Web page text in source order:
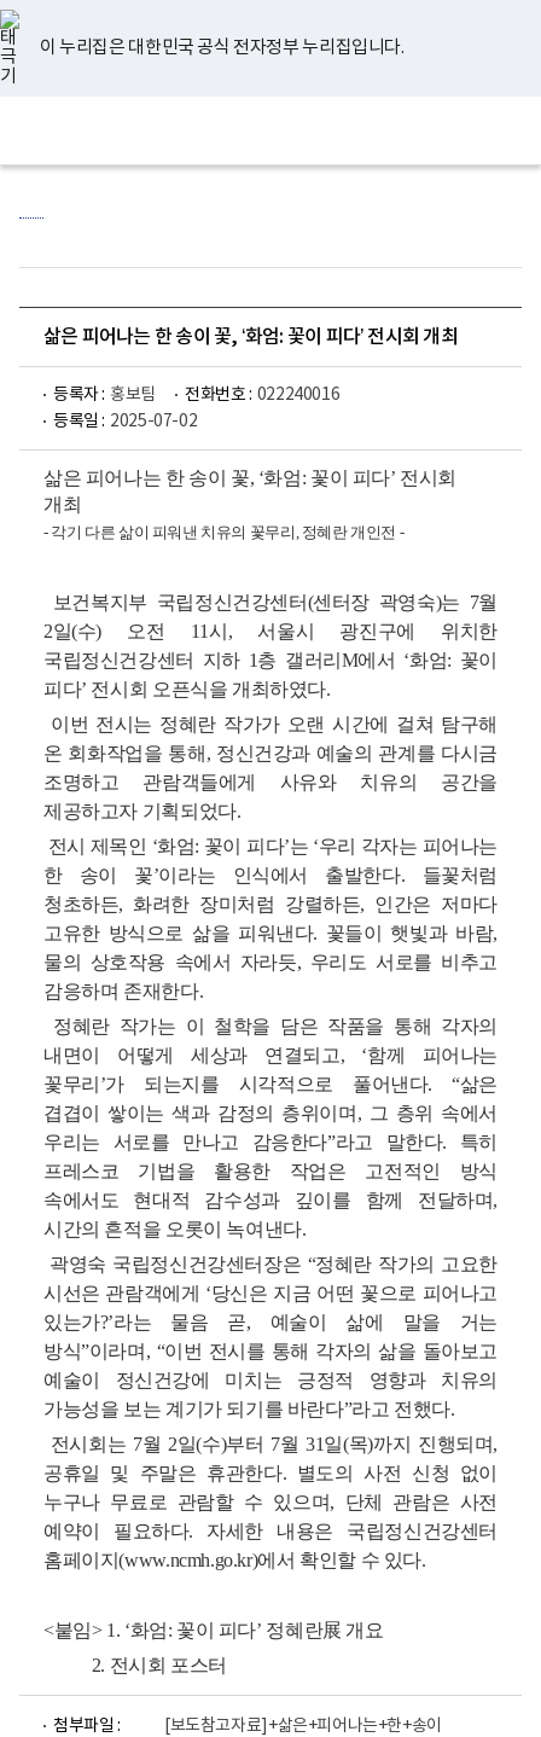
너
비
767px
이
하
이 누리집은 대한민국 공식 전자정부 누리집입니다.
지
검
메
홈
삶은 피어나는 한 송이 꽃, ‘화엄: 꽃이 피다’ 전시회 개최
등록자 : 홍보팀 전화번호 : 022240016
등록일 : 2025-07-02
삶은 피어나는 한 송이 꽃, ‘화엄: 꽃이 피다’ 전시회
개최
- 각기 다른 삶이 피워낸 치유의 꽃무리, 정혜란 개인전 -
보건복지부 국립정신건강센터(센터장 곽영숙)는 7월
2일(수) 오전 11시, 서울시 광진구에 위치한
국립정신건강센터 지하 1층 갤러리M에서 ‘화엄: 꽃이
피다’ 전시회 오픈식을 개최하였다.
이번 전시는 정혜란 작가가 오랜 시간에 걸쳐 탐구해
온 회화작업을 통해, 정신건강과 예술의 관계를 다시금
조명하고 관람객들에게 사유와 치유의 공간을
제공하고자 기획되었다.
전시 제목인 ‘화엄: 꽃이 피다’는 ‘우리 각자는 피어나는
한 송이 꽃’이라는 인식에서 출발한다. 들꽃처럼
청초하든, 화려한 장미처럼 강렬하든, 인간은 저마다
고유한 방식으로 삶을 피워낸다. 꽃들이 햇빛과 바람,
물의 상호작용 속에서 자라듯, 우리도 서로를 비추고
감응하며 존재한다.
정혜란 작가는 이 철학을 담은 작품을 통해 각자의
내면이 어떻게 세상과 연결되고, ‘함께 피어나는
꽃무리’가 되는지를 시각적으로 풀어낸다. “삶은
겹겹이 쌓이는 색과 감정의 층위이며, 그 층위 속에서
우리는 서로를 만나고 감응한다”라고 말한다. 특히
프레스코 기법을 활용한 작업은 고전적인 방식
속에서도 현대적 감수성과 깊이를 함께 전달하며,
시간의 흔적을 오롯이 녹여낸다.
곽영숙 국립정신건강센터장은 “정혜란 작가의 고요한
시선은 관람객에게 ‘당신은 지금 어떤 꽃으로 피어나고
있는가?’라는 물음 곧, 예술이 삶에 말을 거는
방식”이라며, “이번 전시를 통해 각자의 삶을 돌아보고
예술이 정신건강에 미치는 긍정적 영향과 치유의
가능성을 보는 계기가 되기를 바란다”라고 전했다.
전시회는 7월 2일(수)부터 7월 31일(목)까지 진행되며,
공휴일 및 주말은 휴관한다. 별도의 사전 신청 없이
누구나 무료로 관람할 수 있으며, 단체 관람은 사전
예약이 필요하다. 자세한 내용은 국립정신건강센터
홈페이지(www.ncmh.go.kr)에서 확인할 수 있다.
<붙임> 1. ‘화엄: 꽃이 피다’ 정혜란展 개요
2. 전시회 포스터
첨부파일 :
[보도참고자료]+삶은+피어나는+한+송이
유
튜
브
페
이
스
북
인
스
타
그
램
블
로
그